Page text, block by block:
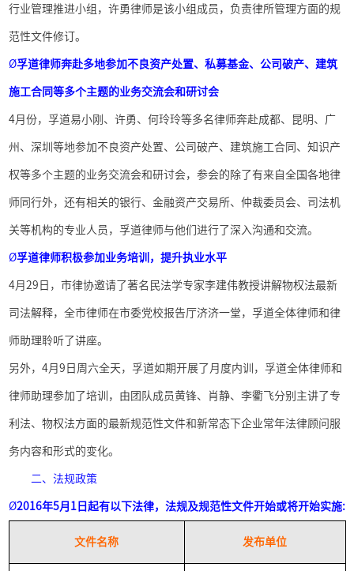
行业管理推进小组，许勇律师是该小组成员，负责律所管理方面的规
范性文件修订。
Ø孚道律师奔赴多地参加不良资产处置、私募基金、公司破产、建筑
施工合同等多个主题的业务交流会和研讨会
4月份，孚道易小刚、许勇、何玲玲等多名律师奔赴成都、昆明、广
州、深圳等地参加不良资产处置、公司破产、建筑施工合同、知识产
权等多个主题的业务交流会和研讨会，参会的除了有来自全国各地律
师同行外，还有相关的银行、金融资产交易所、仲裁委员会、司法机
关等机构的专业人员，孚道律师与他们进行了深入沟通和交流。
Ø孚道律师积极参加业务培训，提升执业水平
4月 29 日，市律协邀请了著名民法学专家李建伟教授讲解物权法最新
司法解释，全市律师在市委党校报告厅济济一堂，孚道全体律师和律
师助理聆听了讲座。
另外， 4月 9 日周六全天，孚道如期开展了月度内训，孚道全体律师和
律师助理参加了培训，由团队成员黄锋、肖静、李衢飞分别主讲了专
利法、物权法方面的最新规范性文件和新常态下企业常年法律顾问服
务内容和形式的变化。
二、法规政策
Ø2016年5月 1日起有以下法律，法规及规范性文件开始或将开始实施:
文件名称 发布单位